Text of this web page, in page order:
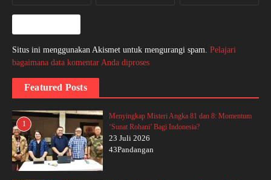
Situs ini menggunakan Akismet untuk mengurangi spam. Pelajari
bagaimana data komentar Anda diproses
Featured Posts
1
Menyingkap Misteri Angka 81 dan 8: Momentum
‘Sunat Rohani’ Bagi Indonesia?
23 Juli 2026
43Pandangan